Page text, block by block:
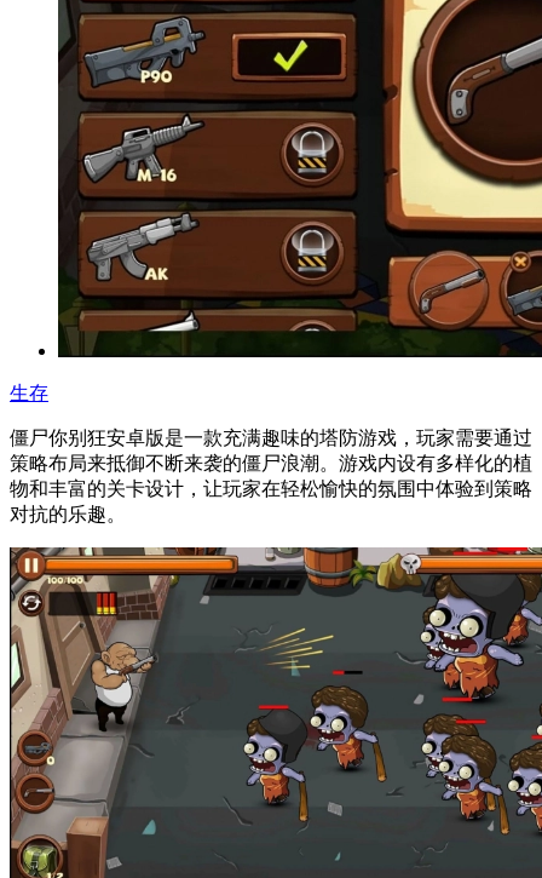
生存
僵尸你别狂安卓版是一款充满趣味的塔防游戏，玩家需要通过
策略布局来抵御不断来袭的僵尸浪潮。游戏内设有多样化的植
物和丰富的关卡设计，让玩家在轻松愉快的氛围中体验到策略
对抗的乐趣。